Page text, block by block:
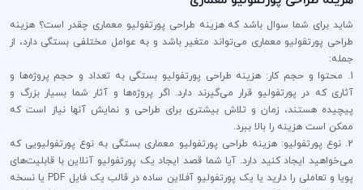
شاید برای شما سوال باشد که هزینه طراحی پورتفولیو معماری چقدر است؟ هزینه
طراحی پورتفولیو معماری می‌تواند متغیر باشد و به عوامل مختلفی بستگی دارد، از
جمله:
1. محتوا و حجم کار: هزینه طراحی پورتفولیو بستگی به تعداد و حجم پروژه‌ها و
آثاری که در پورتفولیو قرار می‌گیرند دارد. اگر پروژه‌ها و آثار شما بسیار بزرگ و
پیچیده هستند، زمان و تلاش بیشتری برای طراحی و نمایش آنها نیاز است که
ممکن است هزینه را بالا ببرد.
2. نوع پورتفولیو: هزینه طراحی پورتفولیو معماری بستگی به نوع پورتفولیویی که
می‌خواهید ایجاد کنید دارد. آیا شما قصد ایجاد یک پورتفولیو آنلاین با قابلیت‌های
پویا و تعاملی را دارید یا یک پورتفولیو آفلاین ساده در قالب یک فایل PDF یا نسخه